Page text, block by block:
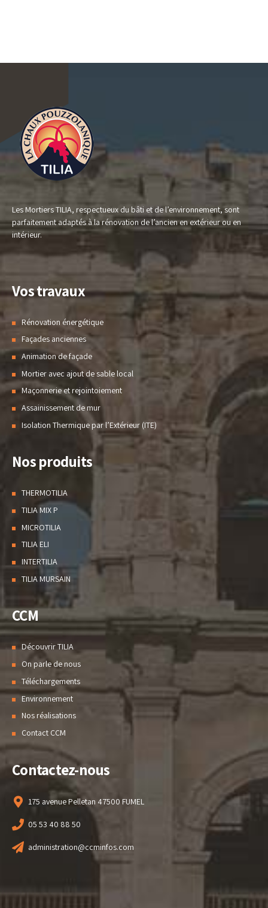
Les Mortiers TILIA, respectueux du bâti et de l’environnement, sont
parfaitement adaptés à la rénovation de l’ancien en extérieur ou en
intérieur.
Vos travaux
Rénovation énergétique
Façades anciennes
Animation de façade
Mortier avec ajout de sable local
Maçonnerie et rejointoiement
Assainissement de mur
Isolation Thermique par l’Extérieur (ITE)
Nos produits
THERMOTILIA
TILIA MIX P
MICROTILIA
TILIA ELI
INTERTILIA
TILIA MURSAIN
CCM
Découvrir TILIA
On parle de nous
Téléchargements
Environnement
Nos réalisations
Contact CCM
Contactez-nous
175 avenue Pelletan 47500 FUMEL
05 53 40 88 50
administration@ccminfos.com